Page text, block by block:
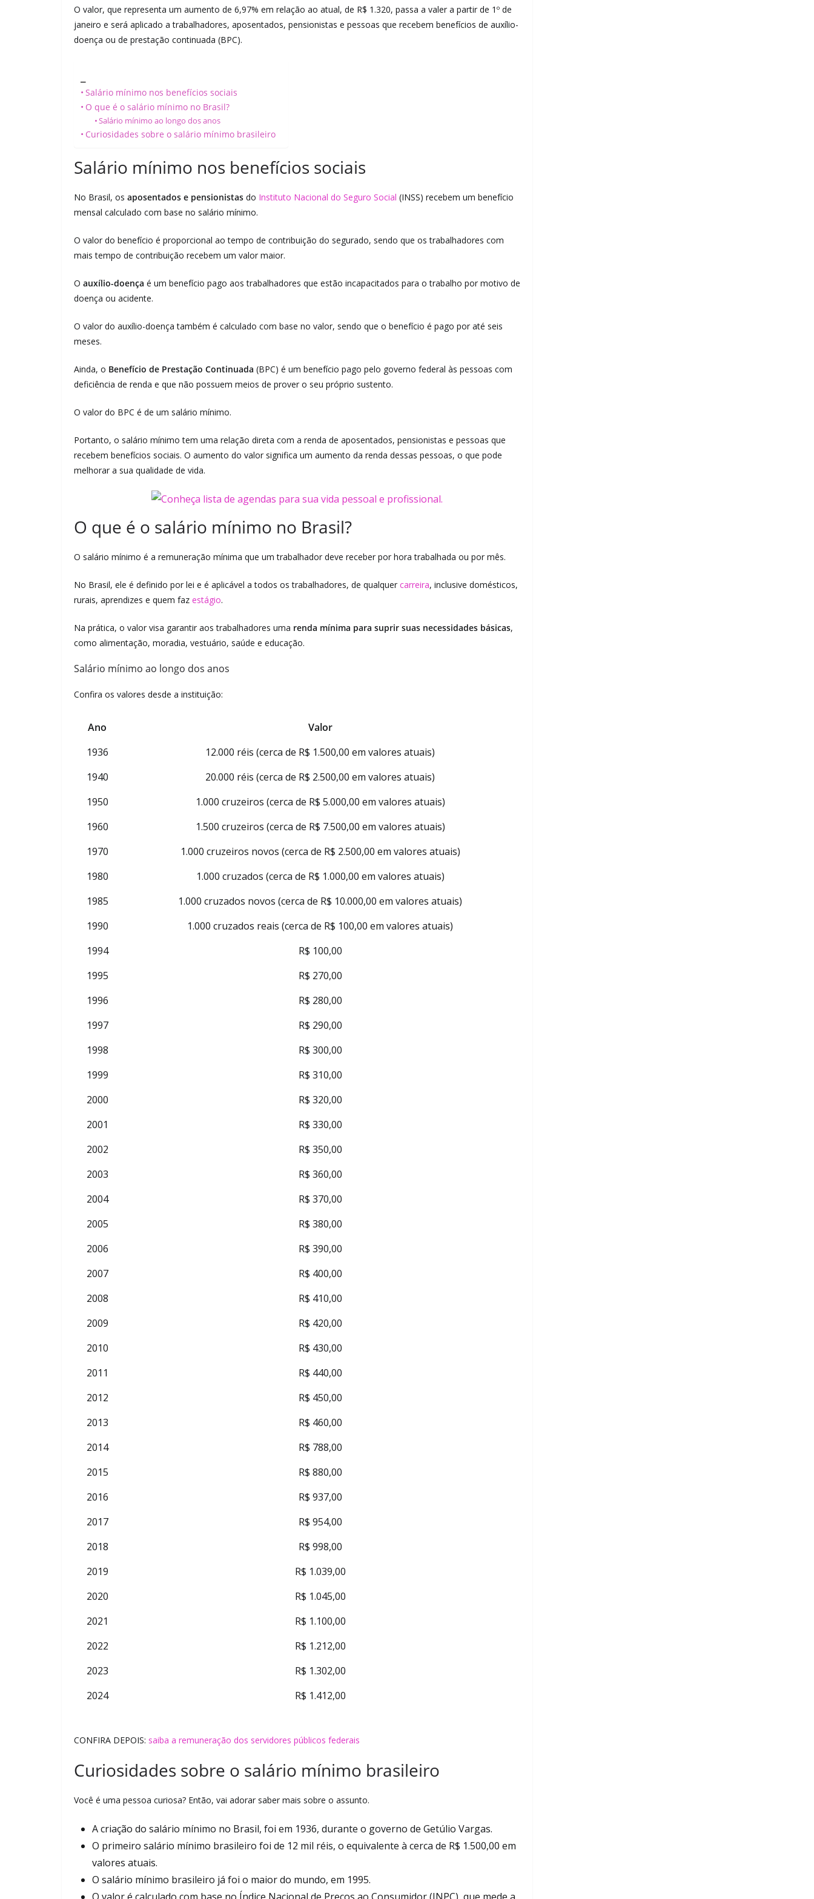
O valor, que representa um aumento de 6,97% em relação ao atual, de R$ 1.320, passa a valer a partir de 1º de
janeiro e será aplicado a trabalhadores, aposentados, pensionistas e pessoas que recebem benefícios de auxílio-
doença ou de prestação continuada (BPC).
Salário mínimo nos benefícios sociais
O que é o salário mínimo no Brasil?
Salário mínimo ao longo dos anos
Curiosidades sobre o salário mínimo brasileiro
Salário mínimo nos benefícios sociais
No Brasil, os aposentados e pensionistas do Instituto Nacional do Seguro Social (INSS) recebem um benefício
mensal calculado com base no salário mínimo.
O valor do benefício é proporcional ao tempo de contribuição do segurado, sendo que os trabalhadores com
mais tempo de contribuição recebem um valor maior.
O auxílio-doença é um benefício pago aos trabalhadores que estão incapacitados para o trabalho por motivo de
doença ou acidente.
O valor do auxílio-doença também é calculado com base no valor, sendo que o benefício é pago por até seis
meses.
Ainda, o Benefício de Prestação Continuada (BPC) é um benefício pago pelo governo federal às pessoas com
deficiência de renda e que não possuem meios de prover o seu próprio sustento.
O valor do BPC é de um salário mínimo.
Portanto, o salário mínimo tem uma relação direta com a renda de aposentados, pensionistas e pessoas que
recebem benefícios sociais. O aumento do valor significa um aumento da renda dessas pessoas, o que pode
melhorar a sua qualidade de vida.
O que é o salário mínimo no Brasil?
O salário mínimo é a remuneração mínima que um trabalhador deve receber por hora trabalhada ou por mês.
No Brasil, ele é definido por lei e é aplicável a todos os trabalhadores, de qualquer carreira, inclusive domésticos,
rurais, aprendizes e quem faz estágio.
Na prática, o valor visa garantir aos trabalhadores uma renda mínima para suprir suas necessidades básicas,
como alimentação, moradia, vestuário, saúde e educação.
Salário mínimo ao longo dos anos
Confira os valores desde a instituição:
Ano
Valor
1936
12.000 réis (cerca de R$ 1.500,00 em valores atuais)
1940
20.000 réis (cerca de R$ 2.500,00 em valores atuais)
1950
1.000 cruzeiros (cerca de R$ 5.000,00 em valores atuais)
1960
1.500 cruzeiros (cerca de R$ 7.500,00 em valores atuais)
1970
1.000 cruzeiros novos (cerca de R$ 2.500,00 em valores atuais)
1980
1.000 cruzados (cerca de R$ 1.000,00 em valores atuais)
1985
1.000 cruzados novos (cerca de R$ 10.000,00 em valores atuais)
1990
1.000 cruzados reais (cerca de R$ 100,00 em valores atuais)
1994
R$ 100,00
1995
R$ 270,00
1996
R$ 280,00
1997
R$ 290,00
1998
R$ 300,00
1999
R$ 310,00
2000
R$ 320,00
2001
R$ 330,00
2002
R$ 350,00
2003
R$ 360,00
2004
R$ 370,00
2005
R$ 380,00
2006
R$ 390,00
2007
R$ 400,00
2008
R$ 410,00
2009
R$ 420,00
2010
R$ 430,00
2011
R$ 440,00
2012
R$ 450,00
2013
R$ 460,00
2014
R$ 788,00
2015
R$ 880,00
2016
R$ 937,00
2017
R$ 954,00
2018
R$ 998,00
2019
R$ 1.039,00
2020
R$ 1.045,00
2021
R$ 1.100,00
2022
R$ 1.212,00
2023
R$ 1.302,00
2024
R$ 1.412,00
CONFIRA DEPOIS: saiba a remuneração dos servidores públicos federais
Curiosidades sobre o salário mínimo brasileiro
Você é uma pessoa curiosa? Então, vai adorar saber mais sobre o assunto.
A criação do salário mínimo no Brasil, foi em 1936, durante o governo de Getúlio Vargas.
O primeiro salário mínimo brasileiro foi de 12 mil réis, o equivalente à cerca de R$ 1.500,00 em
valores atuais.
O salário mínimo brasileiro já foi o maior do mundo, em 1995.